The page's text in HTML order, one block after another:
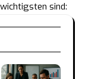
sind: